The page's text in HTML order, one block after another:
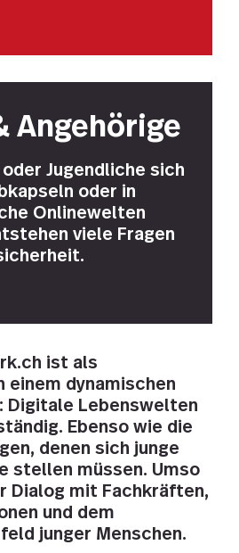
Angehörige
Jugendliche sich
oder in
Onlinewelten
viele Fragen
ist als
dynamischen
Digitale Lebenswelten
Ebenso wie die
denen sich junge
stellen müssen. Umso
Dialog mit Fachkräften,
und dem
junger Menschen.